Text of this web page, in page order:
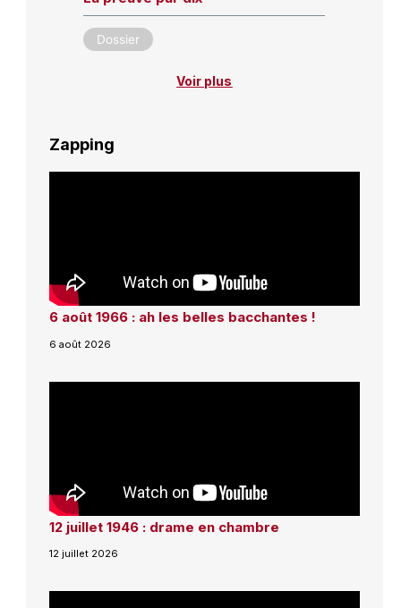
Dossier
Voir plus
Zapping
6 août 1966 : ah les belles bacchantes !
6 août 2026
12 juillet 1946 : drame en chambre
12 juillet 2026